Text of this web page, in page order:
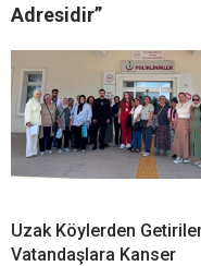
Adresidir”
Uzak Köylerden
Vatandaşlara Kanser